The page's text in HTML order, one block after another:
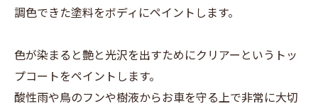
調色できた塗料をボディにペイントします。
色が染まると艶と光沢を出すためにクリアーというトッ
プコートをペイントします。
酸性雨や鳥のフンや樹液からお車を守る上で非常に大切